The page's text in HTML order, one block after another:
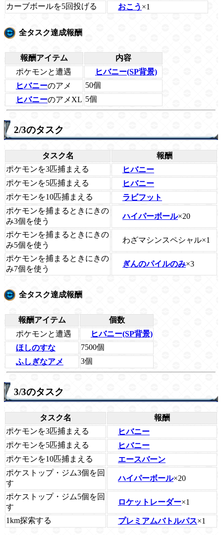
カーブボールを5回投げる
おこう ×1
全タスク達成報酬
報酬アイテム
内容
ポケモンと遭遇
ヒバニー(SP背景)
ヒバニーのアメ
50個
ヒバニーのアメXL 5個
2/3のタスク
タスク名
報酬
ポケモンを3匹捕まえる
ヒバニー
ポケモンを5匹捕まえる
ヒバニー
ポケモンを10匹捕まえる
ラビフット
ポケモンを捕まるときにきの
み3個を使う
ハイパーボール×20
ポケモンを捕まるときにきの
み5個を使う
わざマシンスペシャル×1
ポケモンを捕まるときにきの
み7個を使う
ぎんのパイルのみ×3
全タスク達成報酬
報酬アイテム
個数
ポケモンと遭遇
ヒバニー(SP背景)
ほしのすな
7500個
ふしぎなアメ
3個
3/3のタスク
タスク名
報酬
ポケモンを3匹捕まえる
ヒバニー
ポケモンを5匹捕まえる
ヒバニー
ポケモンを10匹捕まえる
エースバーン
ポケストップ・ジム3個を回
す
ハイパーボール×20
ポケストップ・ジム5個を回
す
ロケットレーダー×1
1km探索する プレミアムバトルパス×1